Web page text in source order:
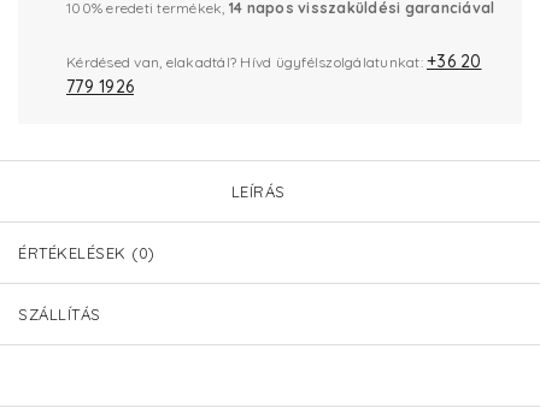
100% eredeti termékek, 14 napos visszaküldési garanciával
Kérdésed van, elakadtál? Hívd ügyfélszolgálatunkat: +36 20
779 1926
LEÍRÁS
ÉRTÉKELÉSEK (0)
SZÁLLÍTÁS